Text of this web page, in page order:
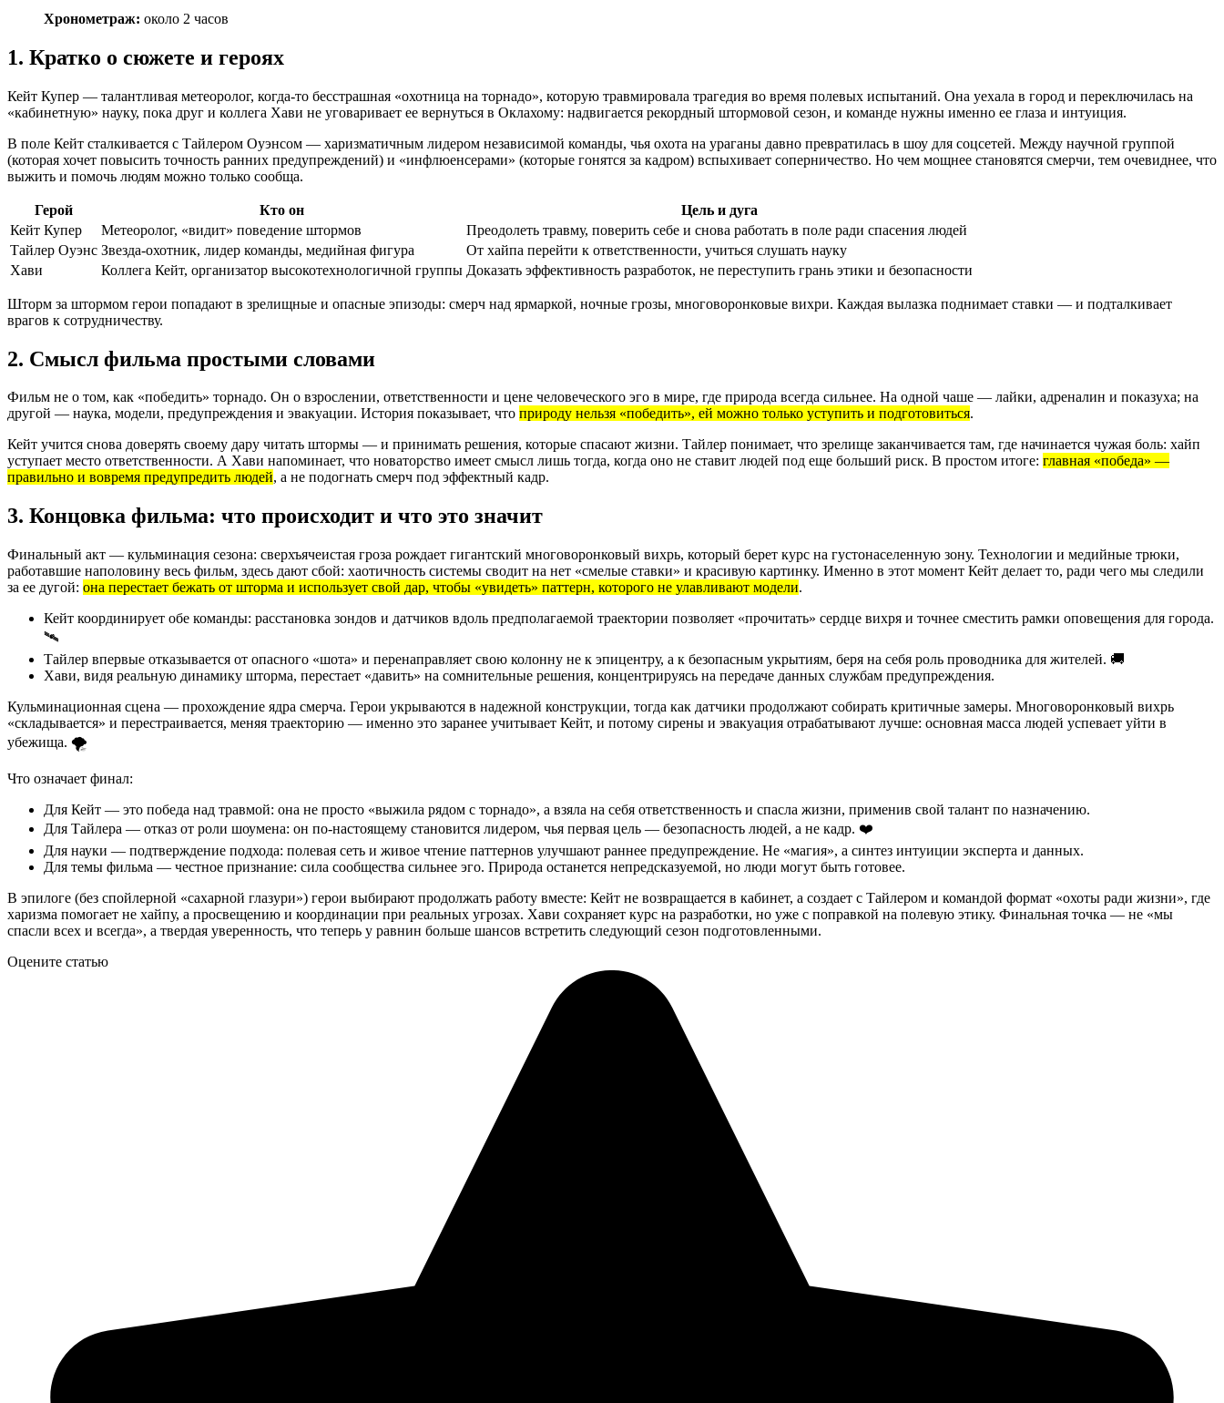
Хронометраж: около 2 часов
1. Кратко о сюжете и героях
Кейт Купер — талантливая метеоролог, когда‑то бесстрашная «охотница на торнадо», которую травмировала трагедия во время полевых испытаний. Она уехала в город и переключилась на
«кабинетную» науку, пока друг и коллега Хави не уговаривает ее вернуться в Оклахому: надвигается рекордный штормовой сезон, и команде нужны именно ее глаза и интуиция.
В поле Кейт сталкивается с Тайлером Оуэнсом — харизматичным лидером независимой команды, чья охота на ураганы давно превратилась в шоу для соцсетей. Между научной группой
(которая хочет повысить точность ранних предупреждений) и «инфлюенсерами» (которые гонятся за кадром) вспыхивает соперничество. Но чем мощнее становятся смерчи, тем очевиднее, что
выжить и помочь людям можно только сообща.
Герой Кто он
Цель и дуга
Кейт Купер
Метеоролог, «видит» поведение штормов
Преодолеть травму, поверить себе и снова работать в поле ради спасения людей
Тайлер Оуэнс Звезда-охотник, лидер команды, медийная фигура
От хайпа перейти к ответственности, учиться слушать науку
Хави
Коллега Кейт, организатор высокотехнологичной группы Доказать эффективность разработок, не переступить грань этики и безопасности
Шторм за штормом герои попадают в зрелищные и опасные эпизоды: смерч над ярмаркой, ночные грозы, многоворонковые вихри. Каждая вылазка поднимает ставки — и подталкивает
врагов к сотрудничеству.
2. Смысл фильма простыми словами
Фильм не о том, как «победить» торнадо. Он о взрослении, ответственности и цене человеческого эго в мире, где природа всегда сильнее. На одной чаше — лайки, адреналин и показуха; на
другой — наука, модели, предупреждения и эвакуации. История показывает, что природу нельзя «победить», ей можно только уступить и подготовиться.
Кейт учится снова доверять своему дару читать штормы — и принимать решения, которые спасают жизни. Тайлер понимает, что зрелище заканчивается там, где начинается чужая боль: хайп
уступает место ответственности. А Хави напоминает, что новаторство имеет смысл лишь тогда, когда оно не ставит людей под еще больший риск. В простом итоге: главная «победа» —
правильно и вовремя предупредить людей, а не подогнать смерч под эффектный кадр.
3. Концовка фильма: что происходит и что это значит
Финальный акт — кульминация сезона: сверхъячеистая гроза рождает гигантский многоворонковый вихрь, который берет курс на густонаселенную зону. Технологии и медийные трюки,
работавшие наполовину весь фильм, здесь дают сбой: хаотичность системы сводит на нет «смелые ставки» и красивую картинку. Именно в этот момент Кейт делает то, ради чего мы следили
за ее дугой: она перестает бежать от шторма и использует свой дар, чтобы «увидеть» паттерн, которого не улавливают модели.
Кейт координирует обе команды: расстановка зондов и датчиков вдоль предполагаемой траектории позволяет «прочитать» сердце вихря и точнее сместить рамки оповещения для города.
🛰️
Тайлер впервые отказывается от опасного «шота» и перенаправляет свою колонну не к эпицентру, а к безопасным укрытиям, беря на себя роль проводника для жителей. 🚚
Хави, видя реальную динамику шторма, перестает «давить» на сомнительные решения, концентрируясь на передаче данных службам предупреждения.
Кульминационная сцена — прохождение ядра смерча. Герои укрываются в надежной конструкции, тогда как датчики продолжают собирать критичные замеры. Многоворонковый вихрь
«складывается» и перестраивается, меняя траекторию — именно это заранее учитывает Кейт, и потому сирены и эвакуация отрабатывают лучше: основная масса людей успевает уйти в
убежища. 🌪️
Что означает финал:
Для Кейт — это победа над травмой: она не просто «выжила рядом с торнадо», а взяла на себя ответственность и спасла жизни, применив свой талант по назначению.
Для Тайлера — отказ от роли шоумена: он по‑настоящему становится лидером, чья первая цель — безопасность людей, а не кадр. ❤️
Для науки — подтверждение подхода: полевая сеть и живое чтение паттернов улучшают раннее предупреждение. Не «магия», а синтез интуиции эксперта и данных.
Для темы фильма — честное признание: сила сообщества сильнее эго. Природа останется непредсказуемой, но люди могут быть готовее.
В эпилоге (без спойлерной «сахарной глазури») герои выбирают продолжать работу вместе: Кейт не возвращается в кабинет, а создает с Тайлером и командой формат «охоты ради жизни», где
харизма помогает не хайпу, а просвещению и координации при реальных угрозах. Хави сохраняет курс на разработки, но уже с поправкой на полевую этику. Финальная точка — не «мы
спасли всех и всегда», а твердая уверенность, что теперь у равнин больше шансов встретить следующий сезон подготовленными.
Оцените статью